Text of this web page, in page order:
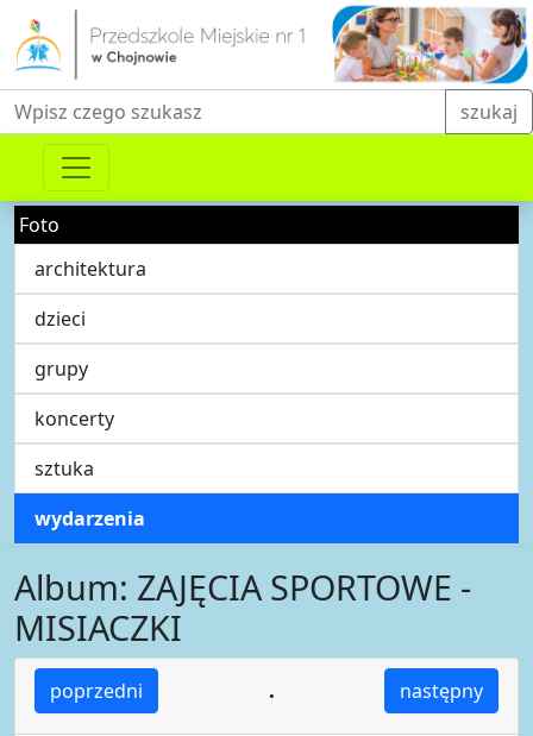
Fraza do wyszukiwania szukaj
Foto
architektura
dzieci
grupy
koncerty
sztuka
wydarzenia
Album: ZAJĘCIA SPORTOWE -
MISIACZKI
poprzedni następny
.